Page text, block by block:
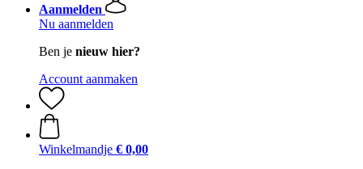
Aanmelden
Nu aanmelden
Ben je nieuw hier?
Account aanmaken
Winkelmandje € 0,00